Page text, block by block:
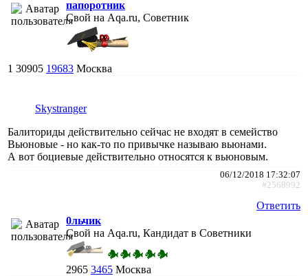
папоротник
Свой на Aqa.ru, Советник
1 30905 19683 Москва
Skystranger
Балиториды действительно сейчас не входят в семейство
Вьюновые - но как-то по привычке называю вьюнами.
А вот боциевые действительно относятся к вьюновым.
06/12/2018 17:32:07
#2568992
Ответить
0льчик
Свой на Aqa.ru, Кандидат в Советники
2965 3465 Москва